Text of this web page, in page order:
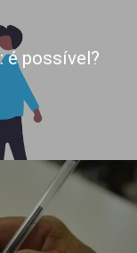
é possível?